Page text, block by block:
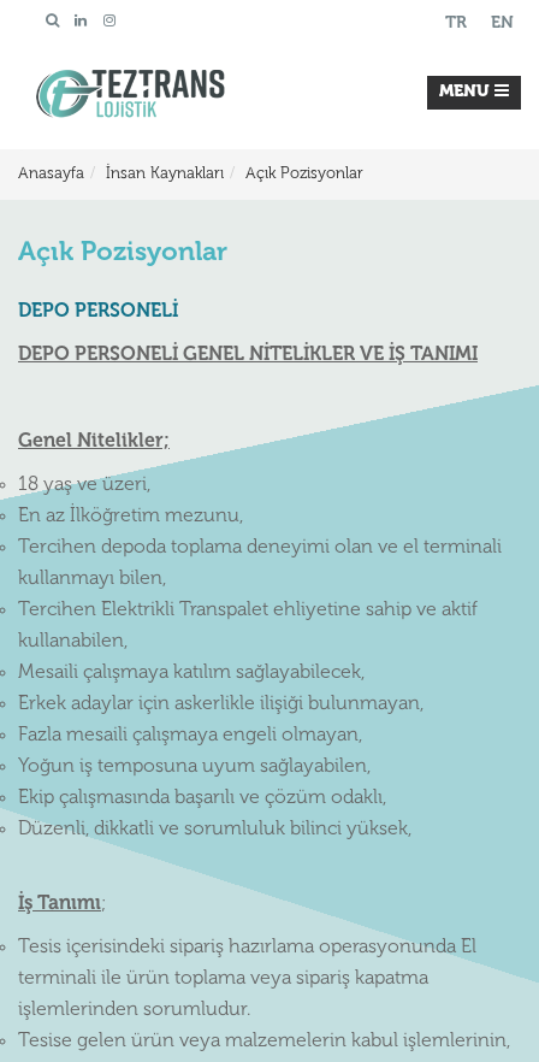
TR EN
MENU
Açık Pozisyonlar
İnsan Kaynakları
Anasayfa
Açık Pozisyonlar
DEPO PERSONELİ
DEPO PERSONELİ GENEL NİTELİKLER VE İŞ TANIMI
Genel Nitelikler;
18 yaş ve üzeri,
En az İlköğretim mezunu,
Tercihen depoda toplama deneyimi olan ve el terminali
kullanmayı bilen,
Tercihen Elektrikli Transpalet ehliyetine sahip ve aktif
kullanabilen,
Mesaili çalışmaya katılım sağlayabilecek,
Erkek adaylar için askerlikle ilişiği bulunmayan,
Fazla mesaili çalışmaya engeli olmayan,
Yoğun iş temposuna uyum sağlayabilen,
Ekip çalışmasında başarılı ve çözüm odaklı,
Düzenli, dikkatli ve sorumluluk bilinci yüksek,
İş Tanımı;
Tesis içerisindeki sipariş hazırlama operasyonunda El
terminali ile ürün toplama veya sipariş kapatma
işlemlerinden sorumludur.
Tesise gelen ürün veya malzemelerin kabul işlemlerinin,